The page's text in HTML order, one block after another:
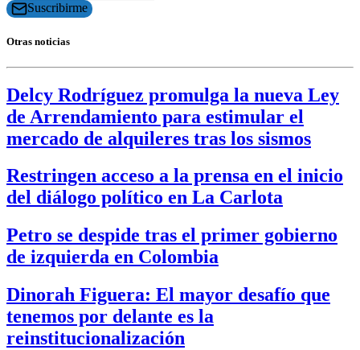
Suscribirme
Otras noticias
Delcy Rodríguez promulga la nueva Ley
de Arrendamiento para estimular el
mercado de alquileres tras los sismos
Restringen acceso a la prensa en el inicio
del diálogo político en La Carlota
Petro se despide tras el primer gobierno
de izquierda en Colombia
Dinorah Figuera: El mayor desafío que
tenemos por delante es la
reinstitucionalización